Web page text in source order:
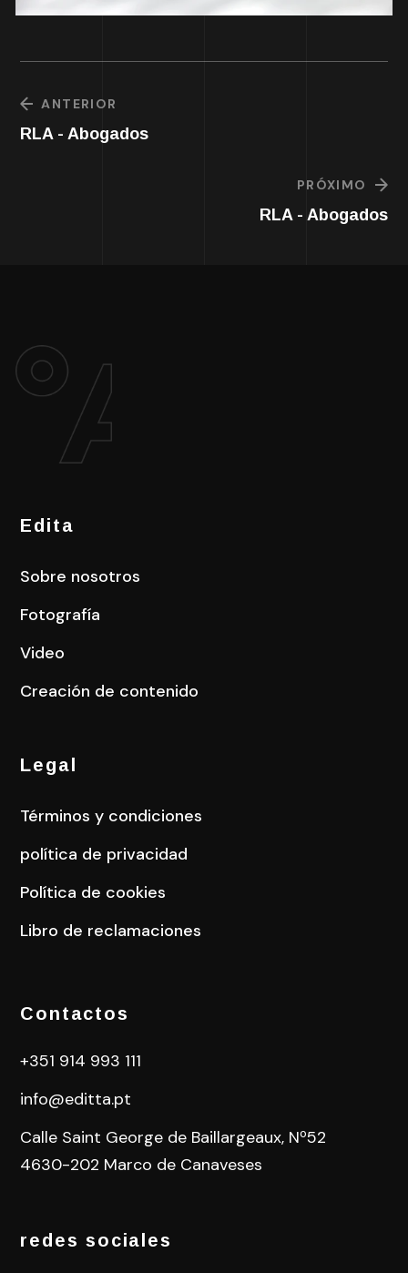
ANTERIOR
RLA - Abogados
PRÓXIMO
RLA - Abogados
Edita
Sobre nosotros
Fotografía
Video
Creación de contenido
Legal
Términos y condiciones
política de privacidad
Política de cookies
Libro de reclamaciones
Contactos
+351 914 993 111
info@editta.pt
Calle Saint George de Baillargeaux, Nº52
4630-202 Marco de Canaveses
redes sociales